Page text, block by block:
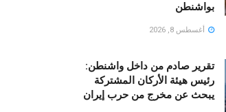
بواشنطن
أغسطس 8, 2026
تقرير صادم من داخل واشنطن:
رئيس هيئة الأركان المشتركة
يبحث عن مخرج من حرب إيران